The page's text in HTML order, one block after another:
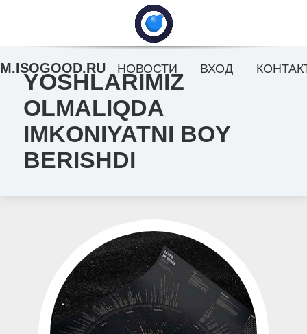
YOSHLARIMIZ
OLMALIQDA
IMKONIYATNI BOY
BERISHDI
M.ISOGOOD.RU НОВОСТИ ВХОД